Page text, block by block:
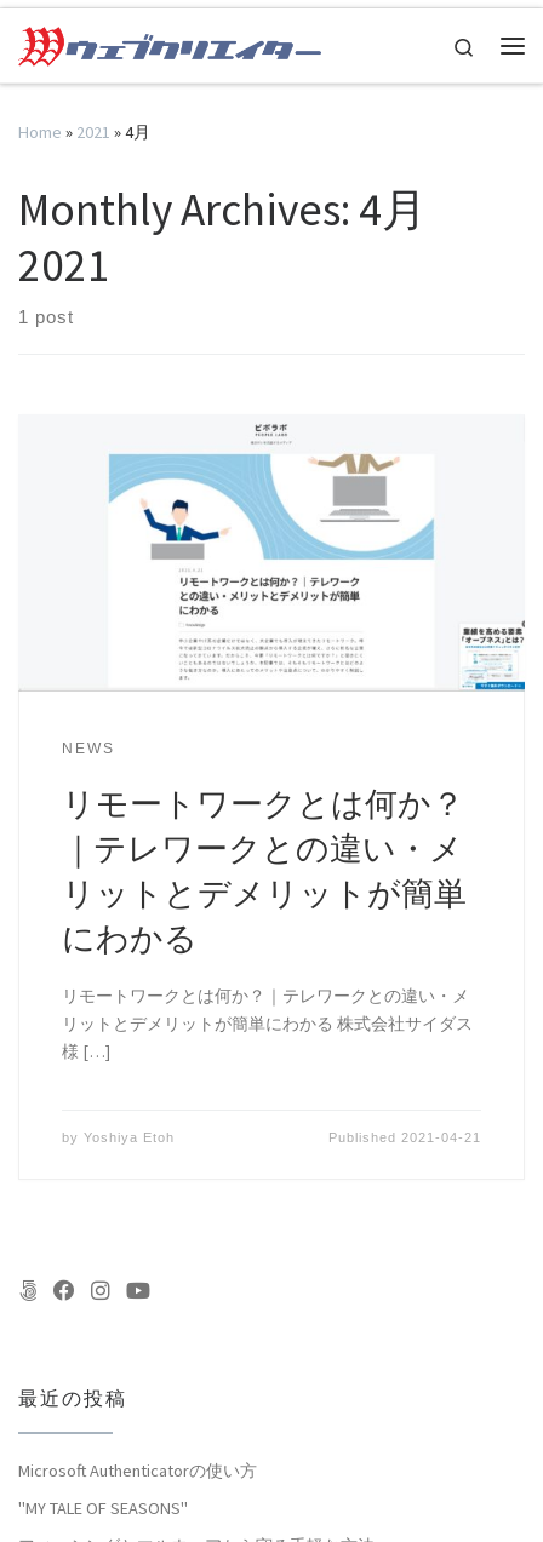
Skip to content
Search
Home » 2021 »4月
Monthly Archives: 4月
2021
1 post
NEWS
リモートワークとは何か？
｜テレワークとの違い・メ
リットとデメリットが簡単
にわかる
リモートワークとは何か？｜テレワークとの違い・メ
リットとデメリットが簡単にわかる 株式会社サイダス
様 […]
by Yoshiya Etoh Published 2021-04-21
最近の投稿
Microsoft Authenticatorの使い方
"MY TALE OF SEASONS"